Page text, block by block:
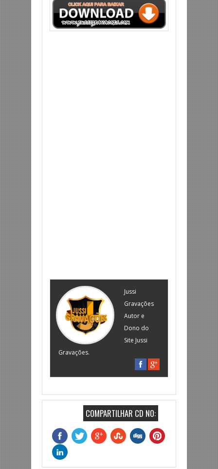
Jussi
Gravações
Autor e
Dono do
Site Jussi
Gravações.
COMPARTILHAR CD NO: